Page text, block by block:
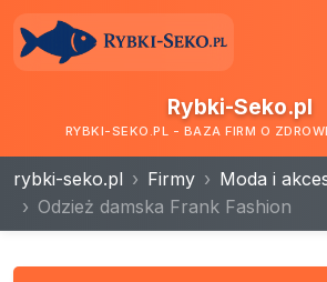
Rybki-Seko.pl
RYBKI-SEKO.PL - BAZA FIRM O
rybki-seko.pl Firmy Moda i
Odzież damska Frank Fashion